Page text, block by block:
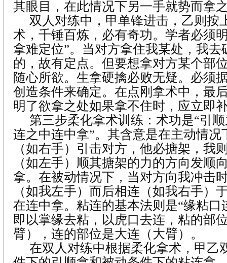
其眼目，在此情况下另一手就势而拿
双人对练中，甲单锋进击，乙则按
术，千锤百炼，必有奇功。学者必须
拿难定位”。当对方拿住我某处，我去
的，故有定点。但要想拿对方某个部
随心所欲。生拿硬擒必败无疑。必须
创造条件来确定。在点刚拿术中，最
明了欲拿之处如果拿不住时，应立即
第三步柔化拿术训练：术功是“引
连之中连中拿”。其含意是在主动情况
（如右手）引击对方，他必搪架，我
（如左手）顺其搪架的力的方向发顺
拿。在被动情况下，当对方向我冲击
（如我左手）而后相连（如我右手）
在连中拿。粘连的基本法则是“缘粘口
即以掌缘去粘，以虎口去连，粘的部
臂），连的部位是大连（大臂）。
在双人对练中根据柔化拿术，甲乙